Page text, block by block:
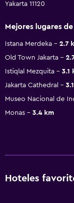
Yakarta 11120
Mejores lugares
Istana Merdeka
2.7
Old Town Jakarta
Istiqlal Mezquita
3.1
Jakarta Cathedral
Museo Nacional de
Monas
3.4 km
Hoteles